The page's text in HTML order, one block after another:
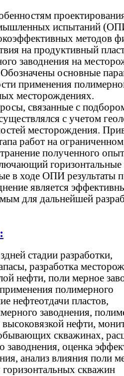
испытаний
методов
на продуктивный
заводнения на
основные
применения
месторождениях.
связанные с
с учетом
месторождения.
работ на
полученного
горизонтальные
в ходе ОПИ результаты
является
для дальнейшей
стадии разработки,
разработка
нефти, поли мерное
полимерного
нефтеотдачи пластов,
заводнения,
высоковязкой нефти,
скважинах,
заводнения, оценка
анализ влияния поли
горизонтальных скважин